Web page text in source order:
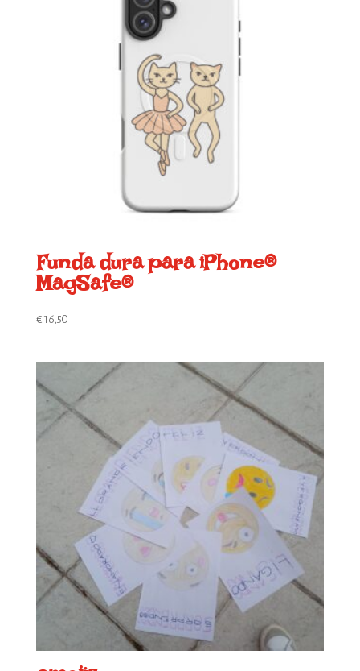
Funda dura para iPhone®
MagSafe®
€16,50